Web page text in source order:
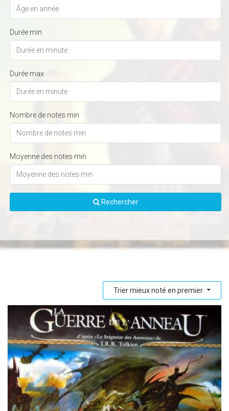
Durée min
Durée max
Nombre de notes min
Moyenne des notes min
Rechercher
Trier mieux noté en premier